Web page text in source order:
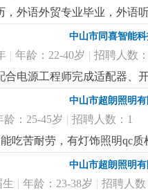
3-5年以上led驱动电源或
产品分析能力，熟悉
图等统计与分析工具，有
员沟通，发动团队的积极性
接受挑战；6、能适应加班，
，外语外贸专业毕业，外语
变能力；3、工作积极主
先；岗位要求:1、主要负责
接待工作；4、自主客户订
线上相结合的模式，每年组
细...
中山市同喜智能
| 年龄：22-40岁 | 招聘人数
合电源工程师完成适配器、
2、物料管理：bom 核对
试辅助：1、协助工程师做
归档：2、样机编号、拍
3、打样过程中焊接不良、
表、负载、老化架、线材
工程变更样板更换、临时交
习能力）；2、熟练使用
中山市超朗照明
龄：25-45岁 | 招聘人数：1
吃苦耐劳，有灯饰照明qc
中山市超朗照明
| 年龄：23-38岁 | 招聘人数